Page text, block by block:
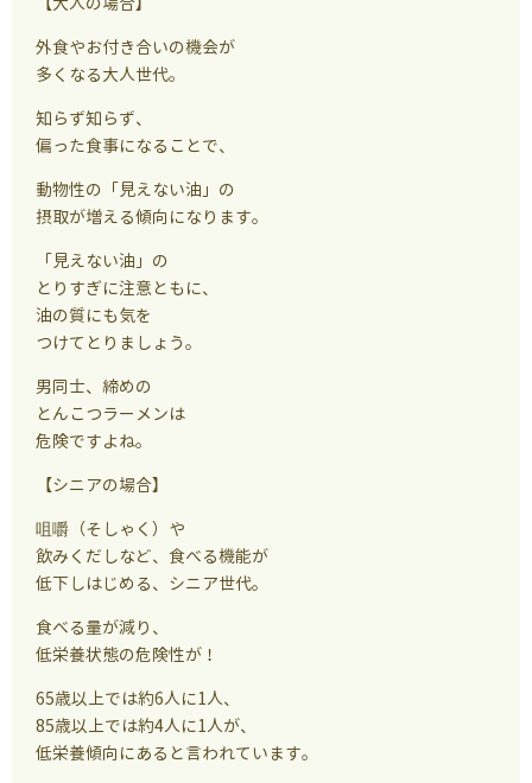
外食やお付き合いの機会が
多くなる大人世代。
知らず知らず、
偏った食事になることで、
動物性の「見えない油」の
摂取が増える傾向になります。
「見えない油」の
とりすぎに注意ともに、
油の質にも気を
つけてとりましょう。
男同士、締めの
とんこつラーメンは
危険ですよね。
【シニアの場合】
咀嚼（そしゃく）や
飲みくだしなど、食べる機能が
低下しはじめる、シニア世代。
食べる量が減り、
低栄養状態の危険性が！
65歳以上では約6人に1人、
85歳以上では約4人に1人が、
低栄養傾向にあると言われています。